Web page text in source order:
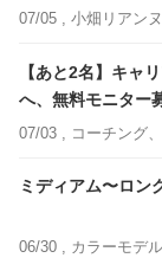
07/05 , 小畑リアン
【あと2名】キャ
へ、無料モニター
07/03 , コーチング
ミディアム〜ロン
06/30 , カラーモデ